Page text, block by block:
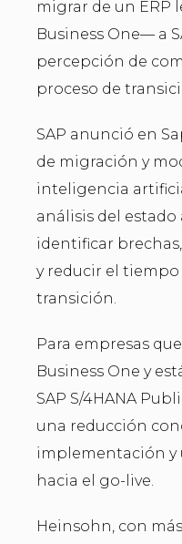
migrar de un ERP
Business One— a
percepción de
proceso de
SAP anunció en
de migración y
inteligencia
análisis del
identificar
y reducir el tiempo
transición.
Para empresas
Business One y
SAP S/4HANA
una reducción
implementación y
hacia el go-live.
Heinsohn, con más